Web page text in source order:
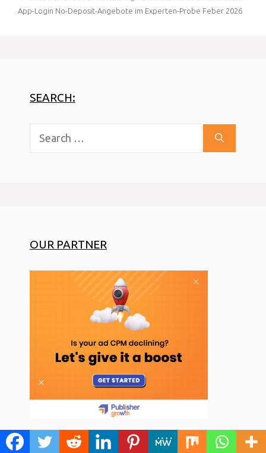
App-Login No-Deposit-Angebote im Experten-Probe Feber 2026
SEARCH:
OUR PARTNER